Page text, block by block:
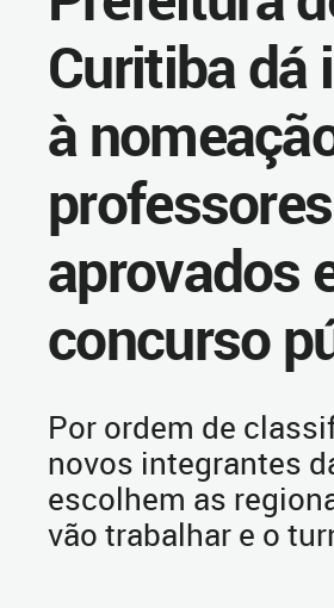
Curitiba dá
à
professores
aprovados
concurso
Por ordem de
novos integrantes
escolhem as
vão trabalhar e o